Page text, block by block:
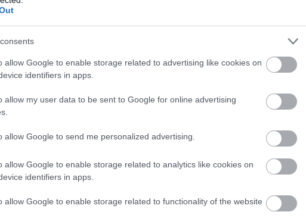
allow Google to enable storage related to advertising like cookies on
identifiers in apps.
allow my user data to be sent to Google for online advertising
allow Google to send me personalized advertising.
allow Google to enable storage related to analytics like cookies on
identifiers in apps.
allow Google to enable storage related to functionality of the website
VAN A